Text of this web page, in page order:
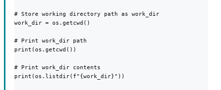
# Store working directory path as work_dir
work_dir = os.getcwd()
# Print work_dir path
print(os.getcwd())
# Print work_dir contents
print(os.listdir(f"{work_dir}"))